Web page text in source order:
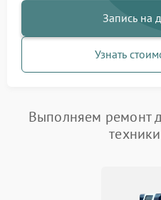
Запись на
Узнать
Выполняем ремонт